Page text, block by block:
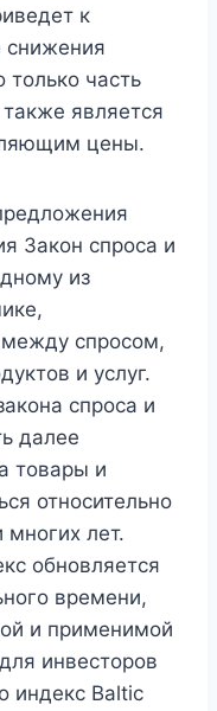
к
снижения
часть
является
цены.
Закон спроса и
из
спросом,
и услуг.
спроса и
далее
товары и
относительно
лет.
обновляется
времени,
и применимой
инвесторов
индекс Baltic